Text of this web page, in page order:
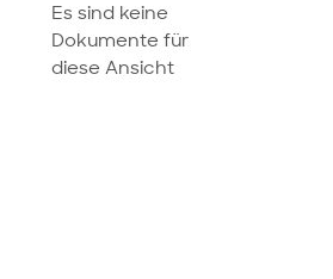
Es sind keine
Dokumente für
diese Ansicht